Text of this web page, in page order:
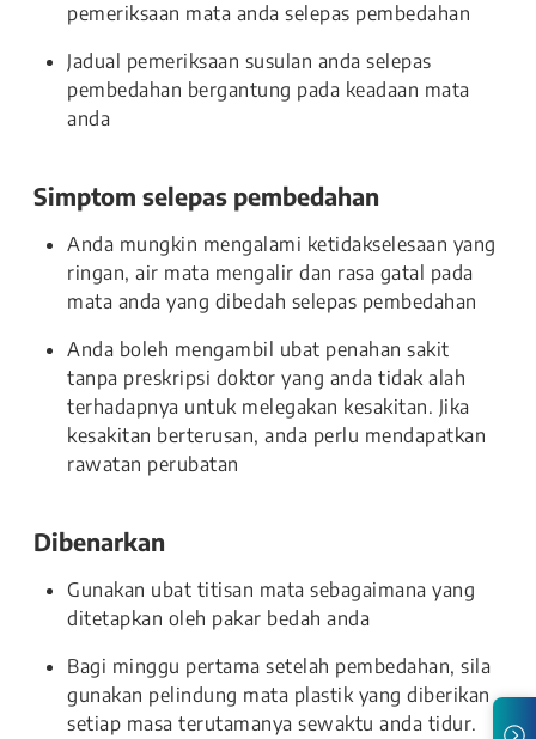
pemeriksaan mata anda selepas pembedahan
Jadual pemeriksaan susulan anda selepas
pembedahan bergantung pada keadaan mata
anda
Simptom selepas pembedahan
Anda mungkin mengalami ketidakselesaan yang
ringan, air mata mengalir dan rasa gatal pada
mata anda yang dibedah selepas pembedahan
Anda boleh mengambil ubat penahan sakit
tanpa preskripsi doktor yang anda tidak alah
terhadapnya untuk melegakan kesakitan. Jika
kesakitan berterusan, anda perlu mendapatkan
rawatan perubatan
Dibenarkan
Gunakan ubat titisan mata sebagaimana yang
ditetapkan oleh pakar bedah anda
Bagi minggu pertama setelah pembedahan, sila
gunakan pelindung mata plastik yang diberikan
setiap masa terutamanya sewaktu anda tidur.